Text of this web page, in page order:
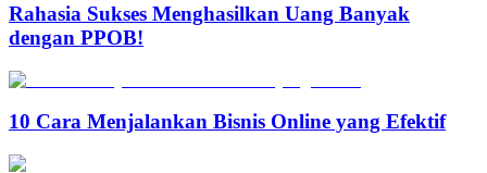
Rahasia Sukses Menghasilkan Uang Banyak
dengan PPOB!
10 Cara Menjalankan Bisnis Online yang Efektif